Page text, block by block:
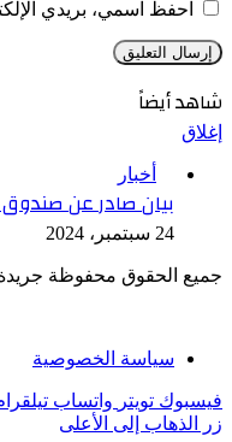
احفظ اسمي، بريدي
شاهد أيضاً
إغلاق
أخبار
بيان صادر عن
24 سبتمبر، 2024
جميع الحقوق محفوظة جريدة
سياسة الخصوصية
فيسبوك تويتر واتساب
زر الذهاب إلى الأعلى